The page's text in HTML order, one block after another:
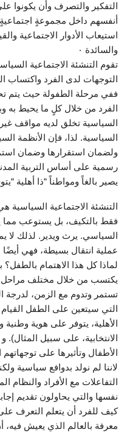
التفكير والتصرف وأن يكونوا
أنفسهم داخل مجموعةٍ
استيعاب الأدوار الاجتماعية
والسائدة ٠
تقوم التنشئة الاجتماعية
التوجهات لدى الفرد واكتساب
ففي مرحلة الطفولة حيث يتم
الفرد من خلال كلٍ ما يحيط به
السياسية تخلق لديه مواقف غير
السياسية. لذا، فإن الأنظمة
ولضمان استقرارها وضمان
رسمية على أساس التربية
يصير بالغاً ومواطناً “ذا أهلية
التنشئة الاجتماعية
فقط بالتكيف، بل يستوعب مما
السياسي. يرث ويدير. لذلك لا
عملية انتقال بسيطة، فهي
لماذا كل هذا الاهتمام
يكتسب من خلال مختلف مراحل
تستمر وتدوم مع الزمن، لدرجة
التي سيتعين على الطفل
الأهلية، يتوفر على هوية
الانتخابية، على سبيل
الأطفال وتأثيرها على
لاننا لم نولد بدوافع سياسية
التفاعلات مع الأفراد
نفسها والتي يحاولون تقديم
كيف للفرد أن يتعلم التعرف
معرفة بالعالم الذي يعيش فيه،